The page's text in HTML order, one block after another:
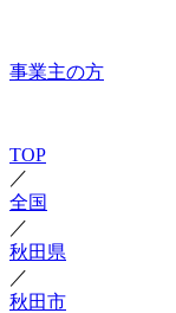
事業主の方
TOP
／
全国
／
秋田県
／
秋田市